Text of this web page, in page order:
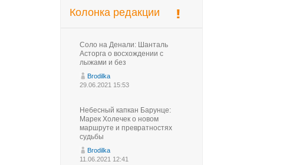
Колонка редакции
Соло на Денали: Шанталь
Асторга о восхождении с
лыжами и без
Brodilka
29.06.2021 15:53
Небесный капкан Барунце:
Марек Холечек о новом
маршруте и превратностях
судьбы
Brodilka
11.06.2021 12:41